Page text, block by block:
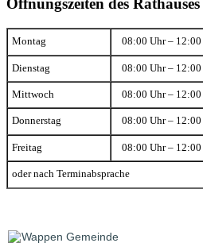
Öffnungszeiten des
Montag 08:00 Uhr – 12:00
Dienstag 08:00 Uhr – 12:00
Mittwoch 08:00 Uhr – 12:00
Donnerstag 08:00 Uhr – 12:00
Freitag 08:00 Uhr – 12:00
oder nach Terminabsprache